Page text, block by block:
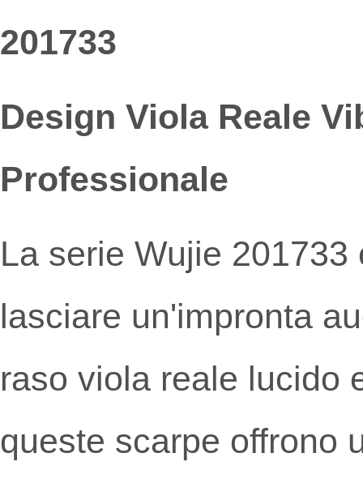
201733
Design Viola Reale
Professionale
La serie Wujie
lasciare un'impronta
raso viola reale lucido
queste scarpe offrono